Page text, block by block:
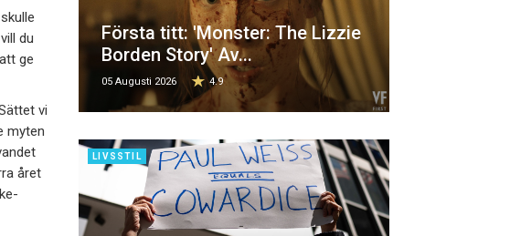
du
ge
vi
myten
året
Första titt: 'Monster: The Lizzie
Borden Story' Av...
05 Augusti 2026 4.9
LIVSSTIL